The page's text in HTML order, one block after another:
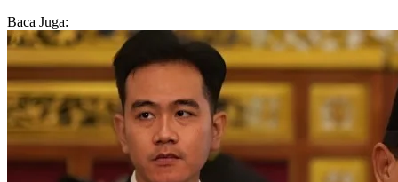
Baca Juga: